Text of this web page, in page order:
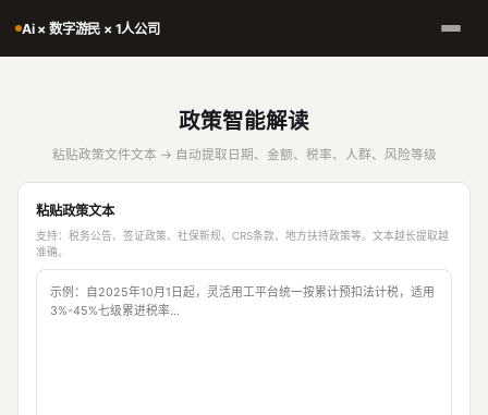
Ai × 数字游民 × 1人公司
政策智能解读
粘贴政策文件文本 → 自动提取日期、金额、税率、人群、风险等级
粘贴政策文本
支持：税务公告、签证政策、社保新规、CRS条款、地方扶持政策等。文本越长提取越
准确。